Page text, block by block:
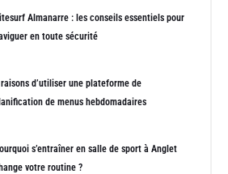
Almanarre : les conseils essentiels pour
en toute sécurité
d’utiliser une plateforme de
de menus hebdomadaires
s’entraîner en salle de sport à Anglet
votre routine ?